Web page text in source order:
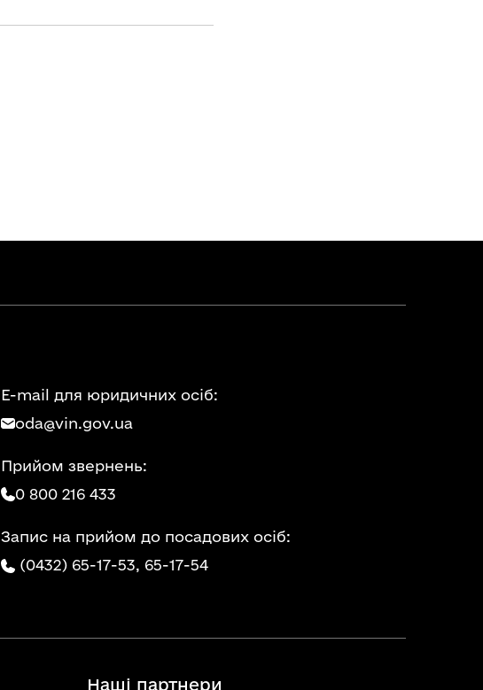
E-mail для юридичних осіб:
oda@vin.gov.ua
Прийом звернень:
0 800 216 433
Запис на прийом до посадових осіб:
(0432) 65-17-53, 65-17-54
Наші партнери